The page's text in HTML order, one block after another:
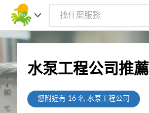
水泵工程公司推薦
您附近有 16名 水泵工程公司